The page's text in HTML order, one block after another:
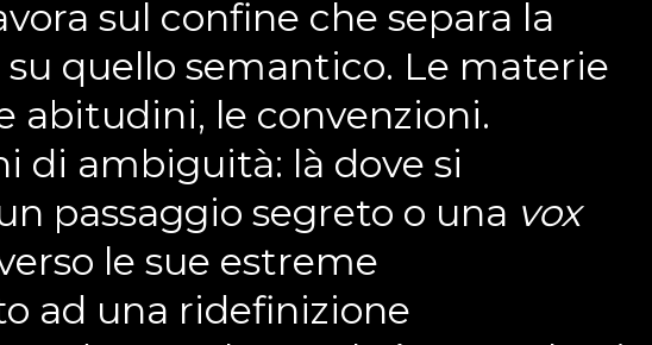
sul confine che separa la
quello semantico. Le materie
abitudini, le convenzioni.
di ambiguità: là dove si
passaggio segreto o una vox
le sue estreme
ad una ridefinizione